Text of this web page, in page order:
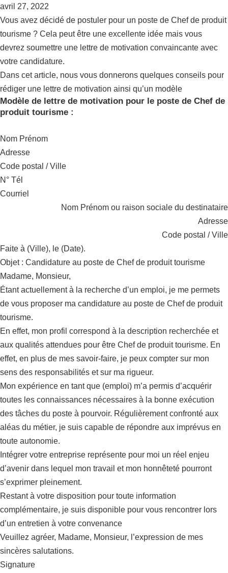
avril 27, 2022
Vous avez décidé de postuler pour un poste de Chef de produit
tourisme ? Cela peut être une excellente idée mais vous
devrez soumettre une lettre de motivation convaincante avec
votre candidature.
Dans cet article, nous vous donnerons quelques conseils pour
rédiger une lettre de motivation ainsi qu’un modèle
Modèle de lettre de motivation pour le poste de Chef de
produit tourisme :
Nom Prénom
Adresse
Code postal / Ville
N° Tél
Courriel
Nom Prénom ou raison sociale du destinataire
Adresse
Code postal / Ville
Faite à (Ville), le (Date).
Objet : Candidature au poste de Chef de produit tourisme
Madame, Monsieur,
Étant actuellement à la recherche d’un emploi, je me permets
de vous proposer ma candidature au poste de Chef de produit
tourisme.
En effet, mon profil correspond à la description recherchée et
aux qualités attendues pour être Chef de produit tourisme. En
effet, en plus de mes savoir-faire, je peux compter sur mon
sens des responsabilités et sur ma rigueur.
Mon expérience en tant que (emploi) m’a permis d’acquérir
toutes les connaissances nécessaires à la bonne exécution
des tâches du poste à pourvoir. Régulièrement confronté aux
aléas du métier, je suis capable de répondre aux imprévus en
toute autonomie.
Intégrer votre entreprise représente pour moi un réel enjeu
d’avenir dans lequel mon travail et mon honnêteté pourront
s’exprimer pleinement.
Restant à votre disposition pour toute information
complémentaire, je suis disponible pour vous rencontrer lors
d’un entretien à votre convenance
Veuillez agréer, Madame, Monsieur, l’expression de mes
sincères salutations.
Signature